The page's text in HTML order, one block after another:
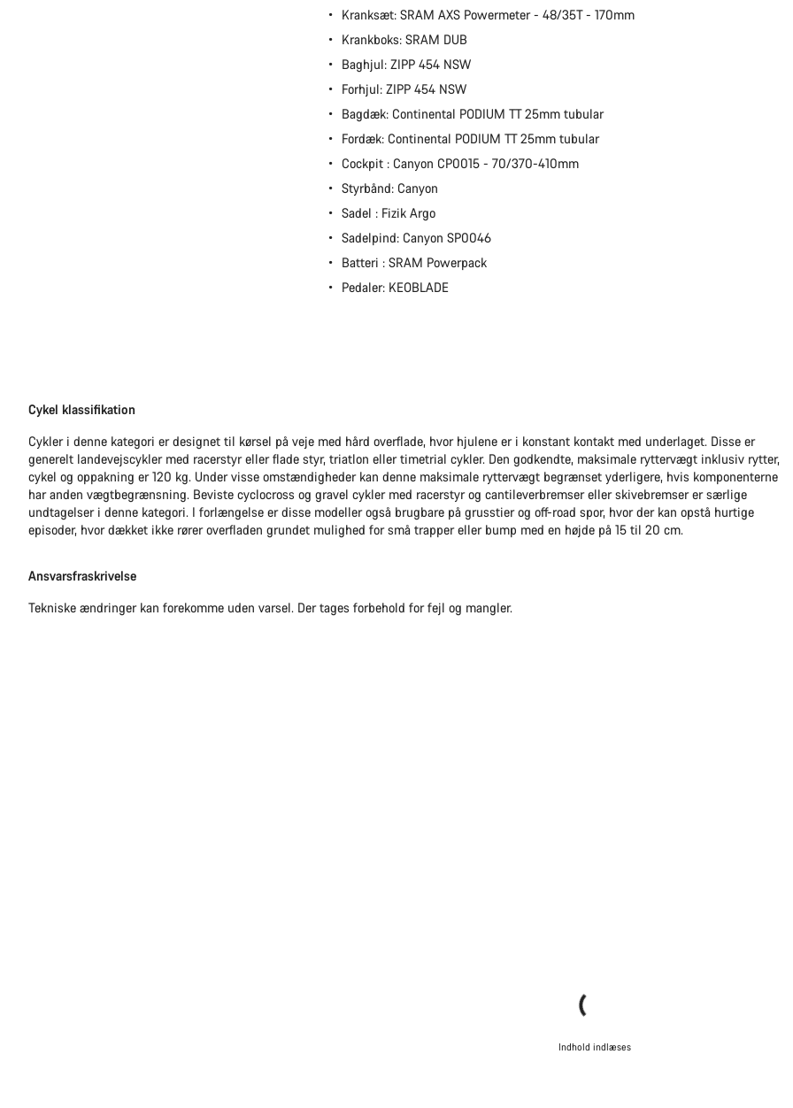
Kranksæt: SRAM AXS Powermeter - 48/35T - 170mm
Krankboks: SRAM DUB
Baghjul: ZIPP 454 NSW
Forhjul: ZIPP 454 NSW
Bagdæk: Continental PODIUM TT 25mm tubular
Fordæk: Continental PODIUM TT 25mm tubular
Cockpit : Canyon CP0015 - 70/370-410mm
Styrbånd: Canyon
Sadel : Fizik Argo
Sadelpind: Canyon SP0046
Batteri : SRAM Powerpack
Pedaler: KEOBLADE
Cykel klassifikation
Cykler i denne kategori er designet til kørsel på veje med hård overflade, hvor hjulene er i konstant kontakt med underlaget. Disse er
generelt landevejscykler med racerstyr eller flade styr, triatlon eller timetrial cykler. Den godkendte, maksimale ryttervægt inklusiv rytter,
cykel og oppakning er 120 kg. Under visse omstændigheder kan denne maksimale ryttervægt begrænset yderligere, hvis komponenterne
har anden vægtbegrænsning. Beviste cyclocross og gravel cykler med racerstyr og cantileverbremser eller skivebremser er særlige
undtagelser i denne kategori. I forlængelse er disse modeller også brugbare på grusstier og off-road spor, hvor der kan opstå hurtige
episoder, hvor dækket ikke rører overfladen grundet mulighed for små trapper eller bump med en højde på 15 til 20 cm.
Ansvarsfraskrivelse
Tekniske ændringer kan forekomme uden varsel. Der tages forbehold for fejl og mangler.
Indhold indlæses